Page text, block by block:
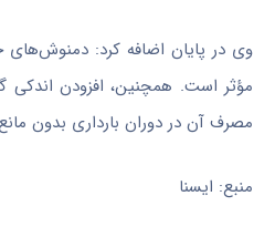
وی در پایان اضافه کرد: دمنوش‌های
مؤثر است. همچنین، افزودن اندکی
مصرف آن در دوران بارداری بدون
منبع: ایسنا